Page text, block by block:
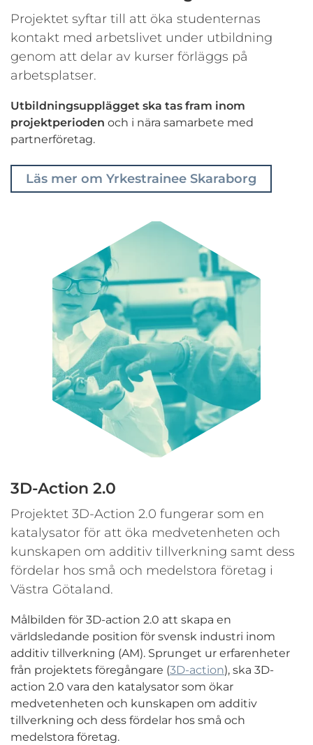
Projektet syftar till att öka studenternas
kontakt med arbetslivet under utbildning
genom att delar av kurser förläggs på
arbetsplatser.
Utbildningsupplägget ska tas fram inom
projektperioden och i nära samarbete med
partnerföretag.
Läs mer om Yrkestrainee Skaraborg
3D-Action 2.0
Projektet 3D-Action 2.0 fungerar som en
katalysator för att öka medvetenheten och
kunskapen om additiv tillverkning samt dess
fördelar hos små och medelstora företag i
Västra Götaland.
Målbilden för 3D-action 2.0 att skapa en
världsledande position för svensk industri inom
additiv tillverkning (AM). Sprunget ur erfarenheter
från projektets föregångare (3D-action), ska 3D-
action 2.0 vara den katalysator som ökar
medvetenheten och kunskapen om additiv
tillverkning och dess fördelar hos små och
medelstora företag.